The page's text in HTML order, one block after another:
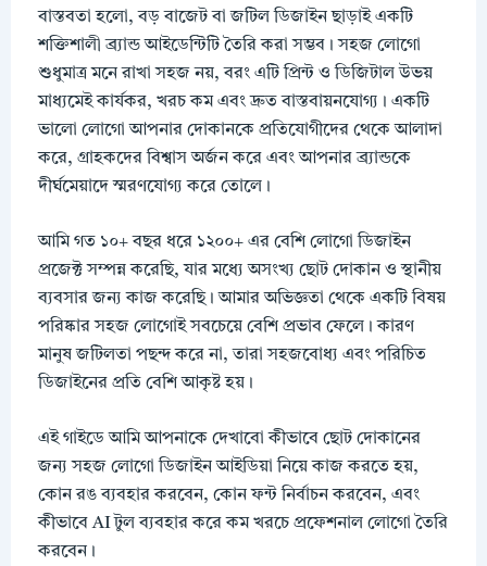
বাস্তবতা হলো, বড় বাজেট বা জটিল ডিজাইন ছাড়াই একটি
শক্তিশালী ব্র্যান্ড আইডেন্টিটি তৈরি করা সম্ভব। সহজ লোগো
শুধুমাত্র মনে রাখা সহজ নয়, বরং এটি প্রিন্ট ও ডিজিটাল উভয়
মাধ্যমেই কার্যকর, খরচ কম এবং দ্রুত বাস্তবায়নযোগ্য। একটি
ভালো লোগো আপনার দোকানকে প্রতিযোগীদের থেকে আলাদা
করে, গ্রাহকদের বিশ্বাস অর্জন করে এবং আপনার ব্র্যান্ডকে
দীর্ঘমেয়াদে স্মরণযোগ্য করে তোলে।
আমি গত ১০+ বছর ধরে ১২০০+ এর বেশি লোগো ডিজাইন
প্রজেক্ট সম্পন্ন করেছি, যার মধ্যে অসংখ্য ছোট দোকান ও স্থানীয়
ব্যবসার জন্য কাজ করেছি। আমার অভিজ্ঞতা থেকে একটি বিষয়
পরিষ্কার সহজ লোগোই সবচেয়ে বেশি প্রভাব ফেলে। কারণ
মানুষ জটিলতা পছন্দ করে না, তারা সহজবোধ্য এবং পরিচিত
ডিজাইনের প্রতি বেশি আকৃষ্ট হয়।
এই গাইডে আমি আপনাকে দেখাবো কীভাবে ছোট দোকানের
জন্য সহজ লোগো ডিজাইন আইডিয়া নিয়ে কাজ করতে হয়,
কোন রঙ ব্যবহার করবেন, কোন ফন্ট নির্বাচন করবেন, এবং
কীভাবে AI টুল ব্যবহার করে কম খরচে প্রফেশনাল লোগো তৈরি
করবেন।